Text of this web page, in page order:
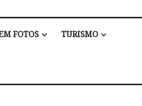
FOTOS TURISMO